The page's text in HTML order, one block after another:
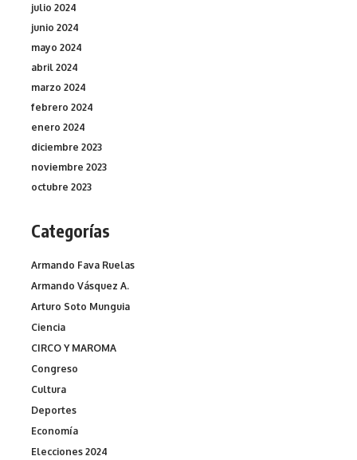
julio 2024
junio 2024
mayo 2024
abril 2024
marzo 2024
febrero 2024
enero 2024
diciembre 2023
noviembre 2023
octubre 2023
Categorías
Armando Fava Ruelas
Armando Vásquez A.
Arturo Soto Munguia
Ciencia
CIRCO Y MAROMA
Congreso
Cultura
Deportes
Economía
Elecciones 2024